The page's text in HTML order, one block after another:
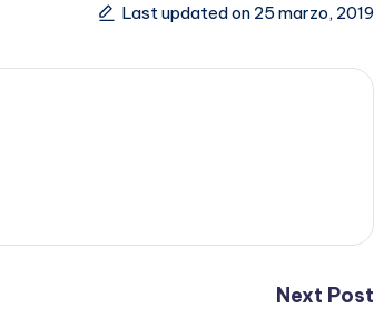
Last updated on 25 marzo, 2019
Next Post